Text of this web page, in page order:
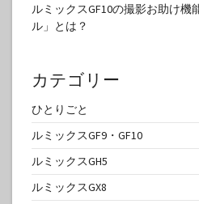
ルミックスGF10の撮影お助け機
ル」とは？
カテゴリー
ひとりごと
ルミックスGF9・GF10
ルミックスGH5
ルミックスGX8